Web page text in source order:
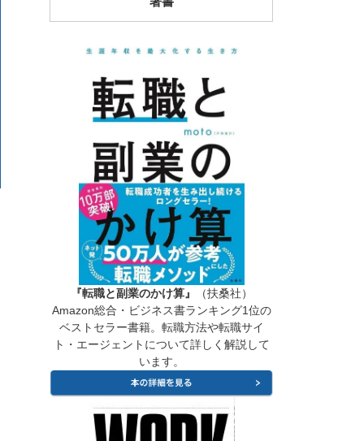
『転職と副業のかけ算』
（扶桑社）
Amazon総合・ビジネス書ランキング1位の
ベストセラー書籍。転職方法や転職サイ
ト・エージェントについて詳しく解説して
います。